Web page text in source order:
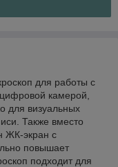
для работы с
камерой,
для визуальных
Также вместо
ЖК-экран с
повышает
подходит для